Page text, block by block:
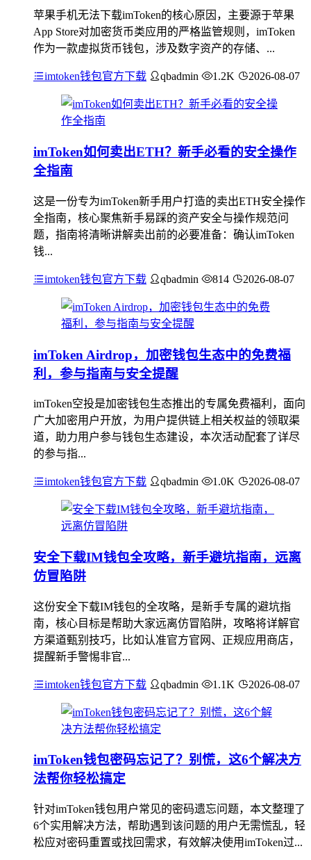
苹果手机无法下载imToken的核心原因，主要源于苹果
App Store对加密货币类应用的严格监管规则，imToken
作为一款虚拟货币钱包，涉及数字资产的存储、...
imtoken钱包官方下载 qbadmin 1.2K 2026-08-07
imToken如何卖出ETH？新手必看的安全操作
全指南
这是一份专为imToken新手用户打造的卖出ETH安全操作
全指南，核心聚焦新手易踩的资产安全与操作规范问
题，指南将清晰讲解卖出前的必要准备：确认imToken
钱...
imtoken钱包官方下载 qbadmin 814 2026-08-07
imToken Airdrop，加密钱包生态中的免费福
利，参与指南与安全提醒
imToken空投是加密钱包生态推出的专属免费福利，面向
广大加密用户开放，为用户提供链上相关权益的领取渠
道，助力用户参与钱包生态建设，本次活动配套了详尽
的参与指...
imtoken钱包官方下载 qbadmin 1.0K 2026-08-07
安全下载IM钱包全攻略，新手避坑指南，远离
仿冒陷阱
这份安全下载IM钱包的全攻略，是新手专属的避坑指
南，核心目标是帮助大家远离仿冒陷阱，攻略将详解官
方渠道甄别技巧，比如认准官方官网、正规应用商店，
提醒新手警惕非官...
imtoken钱包官方下载 qbadmin 1.1K 2026-08-07
imToken钱包密码忘记了？别慌，这6个解决方
法帮你轻松搞定
针对imToken钱包用户常见的密码遗忘问题，本文整理了
6个实用解决方法，帮助遇到该问题的用户无需慌乱，轻
松应对密码重置或找回需求，有效解决使用imToken过...